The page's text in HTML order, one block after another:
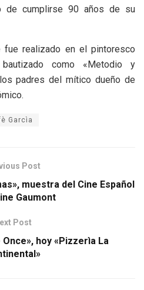
de cumplirse 90 años de su
fue realizado en el pintoresco
como «Metodio y
padres del mítico dueño de
Garcìa
Post
muestra del Cine Español
Gaumont
Post
hoy «Pizzerìa La